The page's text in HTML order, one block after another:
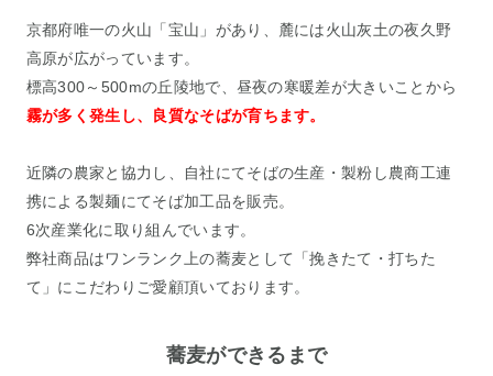
京都府唯一の火山「宝山」があり、麓には火山灰土の夜久野
高原が広がっています。
標高300～500mの丘陵地で、昼夜の寒暖差が大きいことから
霧が多く発生し、良質なそばが育ちます。
近隣の農家と協力し、自社にてそばの生産・製粉し農商工連
携による製麺にてそば加工品を販売。
6次産業化に取り組んでいます。
弊社商品はワンランク上の蕎麦として「挽きたて・打ちた
て」にこだわりご愛顧頂いております。
蕎麦ができるまで